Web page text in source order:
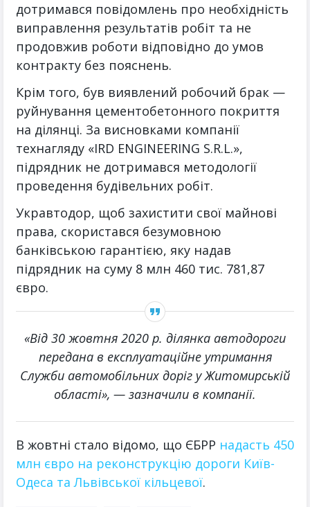
дотримався повідомлень про необхідність
виправлення результатів робіт та не
продовжив роботи відповідно до умов
контракту без пояснень.
Крім того, був виявлений робочий брак —
руйнування цементобетонного покриття
на ділянці. За висновками компанії
технагляду «IRD ENGINEERING S.R.L.»,
підрядник не дотримався методології
проведення будівельних робіт.
Укравтодор, щоб захистити свої майнові
права, скористався безумовною
банківською гарантією, яку надав
підрядник на суму 8 млн 460 тис. 781,87
євро.
«Від 30 жовтня 2020 р. ділянка автодороги
передана в експлуатаційне утримання
Служби автомобільних доріг у Житомирській
області», — зазначили в компанії.
В жовтні стало відомо, що ЄБРР надасть 450
млн євро на реконструкцію дороги Київ-
Одеса та Львівської кільцевої.